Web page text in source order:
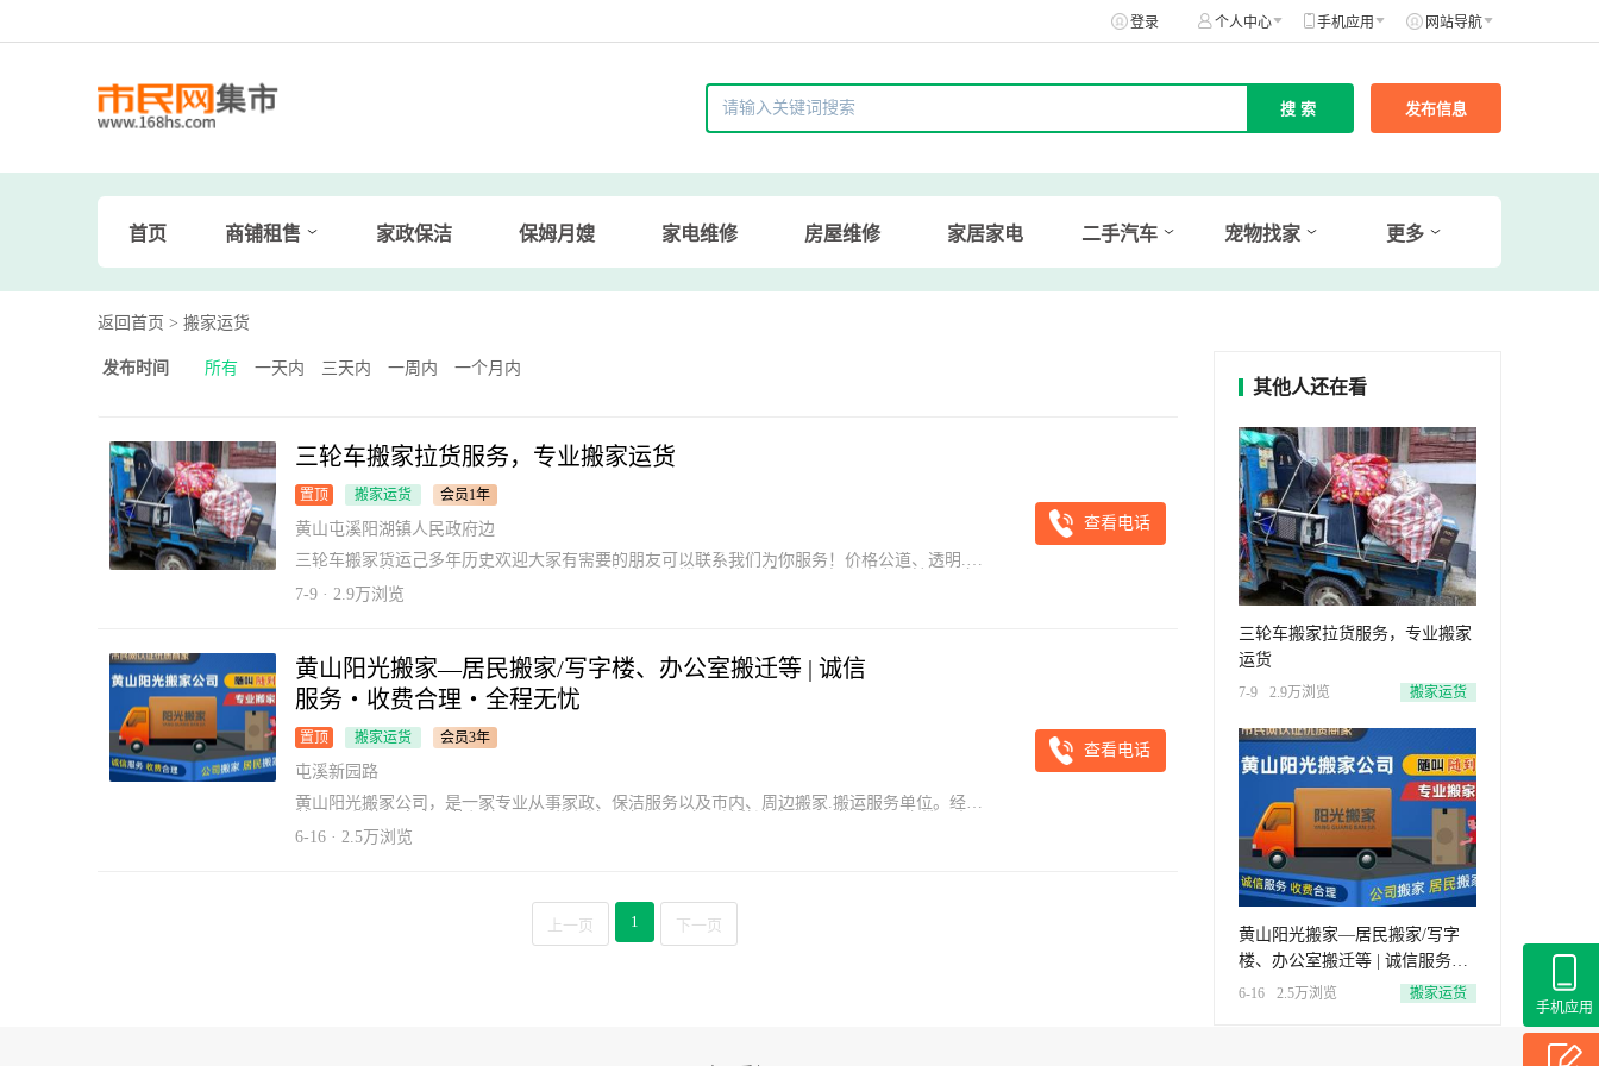
登录 个人中心 手机应用 网站导航
发布信息
首页 商铺租售 家政保洁 保姆月嫂 家电维修 房屋维修 家居家电 二手汽车 宠物找家 更多
手机应用
返回首页 > 搬家运货
发布时间 所有 一天内 三天内 一周内 一个月内
三轮车搬家拉货服务，专业搬家运货
置顶 搬家运货 会员1年
黄山屯溪阳湖镇人民政府边
三轮车搬家货运己多年历史欢迎大家有需要的朋友可以联系我们为你服务！价格公道、透明.
范围、居民公司店面工厂搬家搬运清理卫生垃圾和外包工程服务！宠物托运寄养及综合服务！
7-9 · 2.9万浏览
查看电话
黄山阳光搬家—居民搬家/写字楼、办公室搬迁等 | 诚信
服务・收费合理・全程无忧
置顶 搬家运货 会员3年
屯溪新园路
黄山阳光搬家公司，是一家专业从事家政、保洁服务以及市内、周边搬家.搬运服务单位。经营
公室搬迁等等。以诚信服务让您放心以专业水准让您满意我们期待与您的合作
6-16 · 2.5万浏览
查看电话
上一页 1 下一页
其他人还在看
三轮车搬家拉货服务，专业搬家
运货
7-9 2.9万浏览 搬家运货
黄山阳光搬家—居民搬家/写字
楼、办公室搬迁等 | 诚信服务・
收费合理・全程无忧
6-16 2.5万浏览 搬家运货